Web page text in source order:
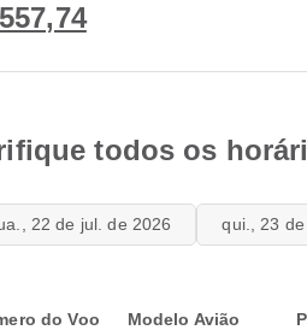
557,74
todos os
22 de jul. de 2026 qui., 23
do Voo Modelo Avião